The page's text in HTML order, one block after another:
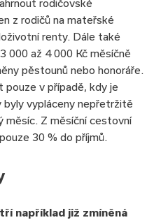
rodičovské
z rodičů na mateřské
renty. Dále také
000 až 4 000 Kč měsíčně
pěstounů nebo honoráře.
v případě, kdy je
vypláceny nepřetržitě
měsíc. Z měsíční cestovní
30 % do příjmů.
například již zmíněná